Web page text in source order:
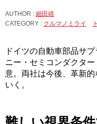
AUTHOR : 細田靖
CATEGORY : クルマノミライ
ドイツの自動車部品サ
ニー・セミコンダクタ
意。両社は今後、革新
いく。